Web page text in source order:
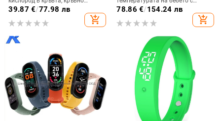
налягане, сърдечна честота,
Bluetooth обаждания, мониторинг
на съня
39.87 €/77.98 лв
add_shopping_cart
AMOLED дисплей, силиконова
каишка, живот на батерията 7–
14 дни, за деца
78.86 €/154.24 лв
add_shopping_cart